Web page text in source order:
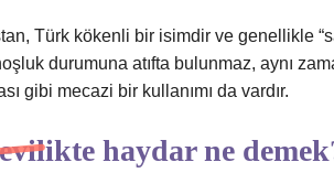
Türk kökenli bir isimdir ve genellikle
durumuna atıfta bulunmaz, aynı
gibi mecazi bir kullanımı da vardır.
haydar ne